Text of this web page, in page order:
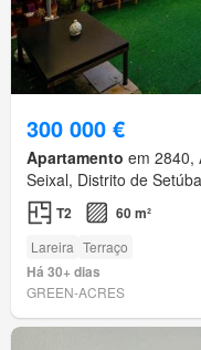
300 000 €
Apartamento em 2840,
Seixal, Distrito de
T2 60 m²
Lareira Terraço
Há 30+ dias
GREEN-ACRES